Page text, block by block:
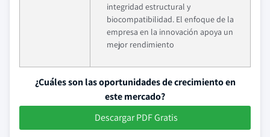
integridad estructural y
biocompatibilidad. El enfoque de la
empresa en la innovación apoya un
mejor rendimiento
¿Cuáles son las oportunidades de crecimiento en
este mercado?
Descargar PDF Gratis